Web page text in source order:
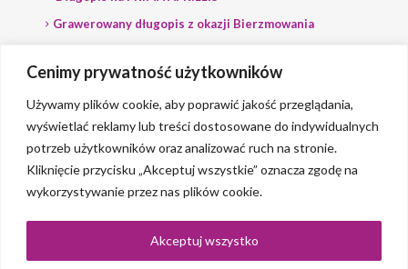
Cenimy prywatność użytkowników
Używamy plików cookie, aby poprawić jakość przeglądania,
wyświetlać reklamy lub treści dostosowane do indywidualnych
potrzeb użytkowników oraz analizować ruch na stronie.
Kliknięcie przycisku „Akceptuj wszystkie” oznacza zgodę na
wykorzystywanie przez nas plików cookie.
Akceptuj wszystko
Grawerowany długopis z okazji Bierzmowania
Grawerowany długopis dla Polityka
© 2023 Grawerlik |2QBS